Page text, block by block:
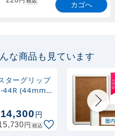
カゴへ
な商品も見ています
ターグリップ
44R (44mm
角丸 ブラッ
※吊り下げ金
紐 別売
14,300円
円 税込